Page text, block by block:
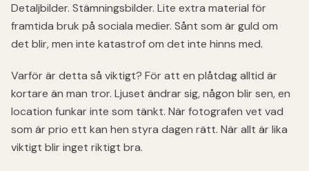
Detaljbilder. Stämningsbilder. Lite extra material för
framtida bruk på sociala medier. Sånt som är guld om
det blir, men inte katastrof om det inte hinns med.
Varför är detta så viktigt? För att en plåtdag alltid är
kortare än man tror. Ljuset ändrar sig, någon blir sen, en
location funkar inte som tänkt. När fotografen vet vad
som är prio ett kan hen styra dagen rätt. När allt är lika
viktigt blir inget riktigt bra.